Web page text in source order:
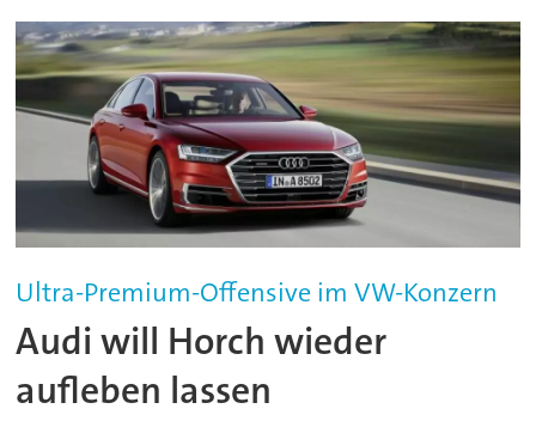
Ultra-Premium-Offensive im VW-Konzern
Audi will Horch wieder
aufleben lassen